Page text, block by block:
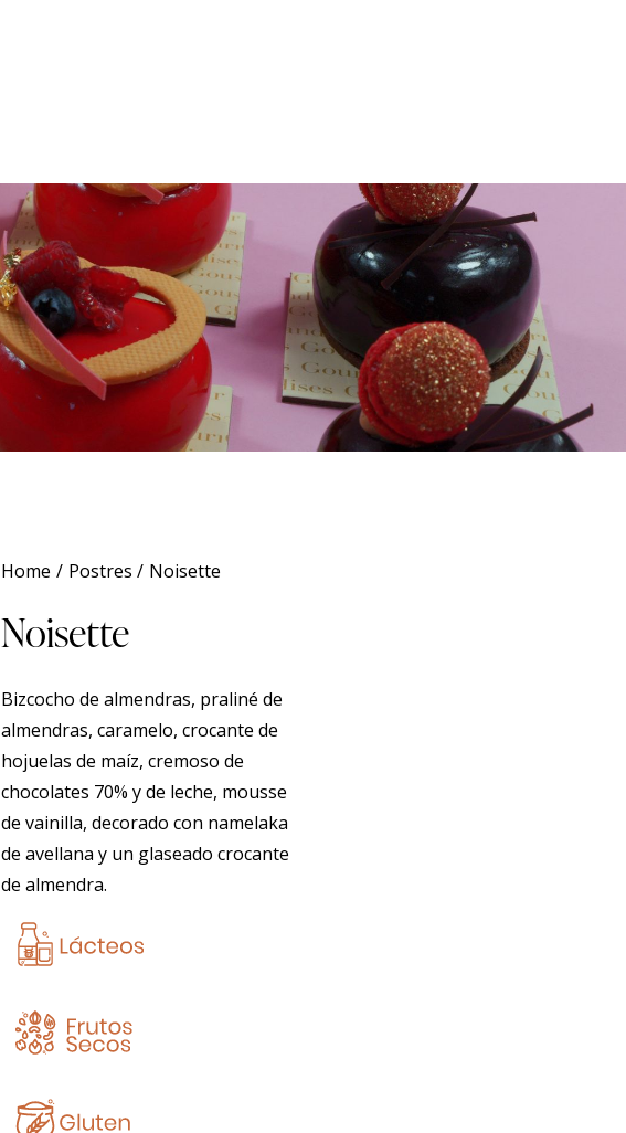
Home Postres Noisette
Noisette
Bizcocho de almendras, praliné de
almendras, caramelo, crocante de
hojuelas de maíz, cremoso de
chocolates 70% y de leche, mousse
de vainilla, decorado con namelaka
de avellana y un glaseado crocante
de almendra.